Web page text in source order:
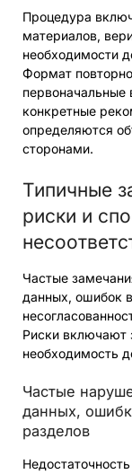
Процедура
материалов,
необходимости
Формат
первоначальные
конкретные
определяются
сторонами.
Типичные
риски и
Частые
данных, ошибок
Риски включают
необходимость
Частые
данных,
разделов